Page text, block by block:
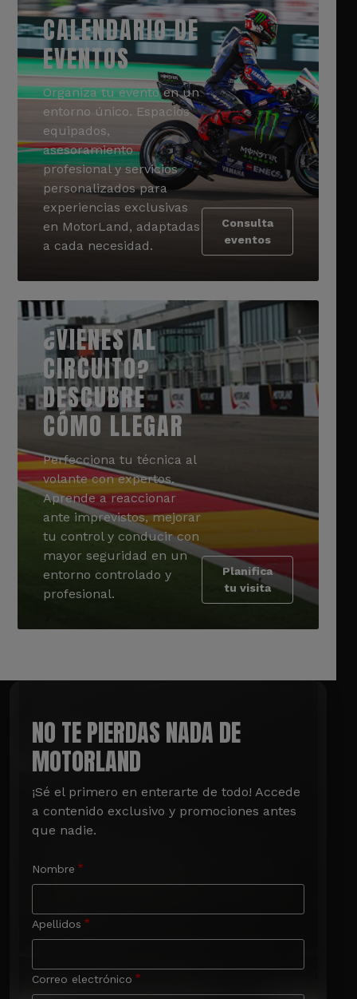
CALENDARIO DE
EVENTOS
Organiza tu evento en un
entorno único. Espacios
equipados,
asesoramiento
profesional y servicios
personalizados para
experiencias exclusivas
en MotorLand, adaptadas
a cada necesidad.
Consulta
eventos
¿VIENES AL
CIRCUITO?
DESCUBRE
CÓMO LLEGAR
Perfecciona tu técnica al
volante con expertos.
Aprende a reaccionar
ante imprevistos, mejorar
tu control y conducir con
mayor seguridad en un
entorno controlado y
profesional.
Planifica
tu visita
NO TE PIERDAS NADA DE
MOTORLAND
¡Sé el primero en enterarte de todo! Accede
a contenido exclusivo y promociones antes
que nadie.
Nombre
Apellidos
Correo electrónico